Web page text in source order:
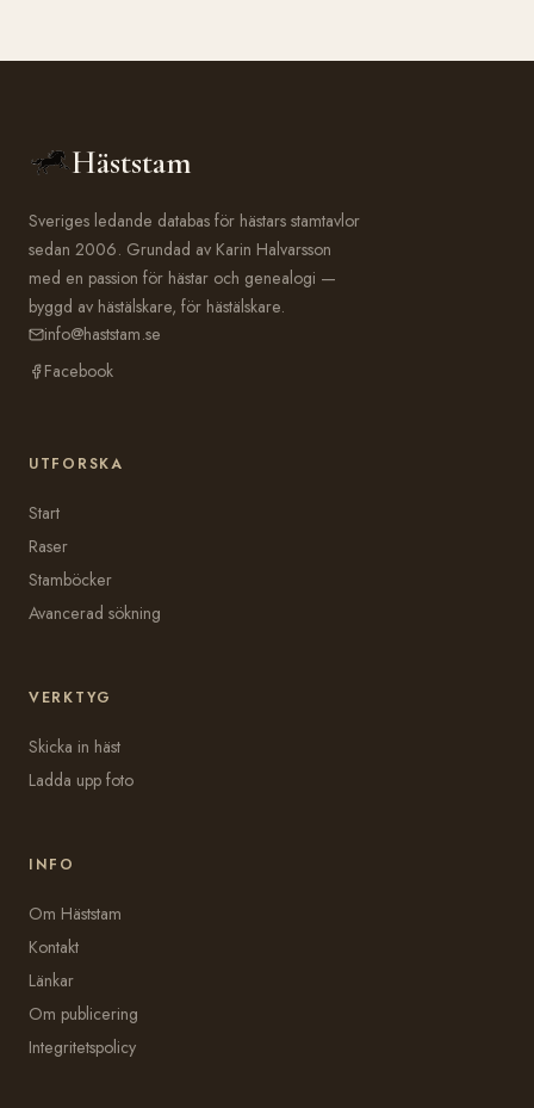
Häststam
Sveriges ledande databas för hästars stamtavlor
sedan 2006. Grundad av Karin Halvarsson
med en passion för hästar och genealogi —
byggd av hästälskare, för hästälskare.
info@haststam.se
Facebook
UTFORSKA
Start
Raser
Stamböcker
Avancerad sökning
VERKTYG
Skicka in häst
Ladda upp foto
INFO
Om Häststam
Kontakt
Länkar
Om publicering
Integritetspolicy